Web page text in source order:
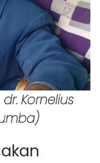
Kornelius